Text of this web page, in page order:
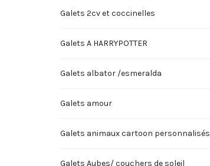
Galets 2cv et coccinelles
Galets A HARRYPOTTER
Galets albator /esmeralda
Galets amour
Galets animaux cartoon personnalisés
Galets Aubes/ couchers de soleil